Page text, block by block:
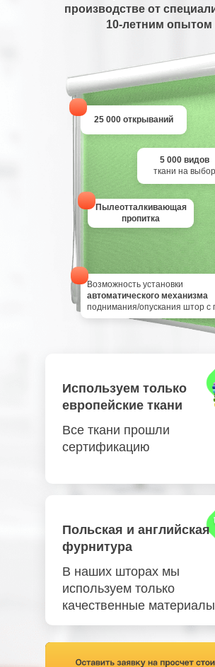
производстве от
10-летним опытом
Используем только
европейские ткани
Все ткани прошли
сертификацию
Польская и английская
фурнитура
В наших шторах мы
используем только
качественные материалы
25 000 открываний
5 000 видов
ткани на выбор
Пылеотталкивающая
пропитка
Возможность установки
автоматического механизма
поднимания/опускания штор с